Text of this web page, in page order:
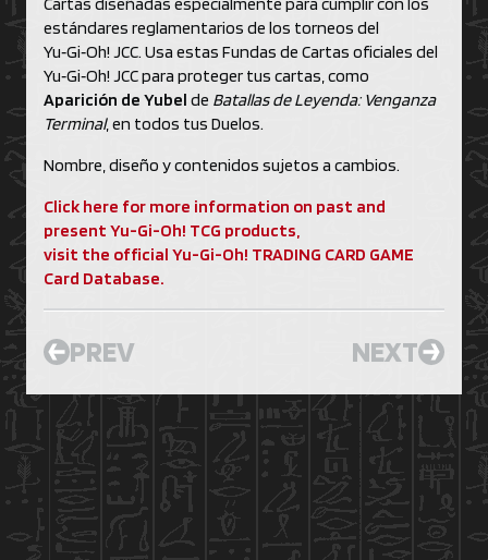
estándares reglamentarios de los torneos del
Yu‑Gi‑Oh! JCC. Usa estas Fundas de Cartas oficiales del
Yu‑Gi‑Oh! JCC para proteger tus cartas, como
Aparición de Yubel de Batallas de Leyenda: Venganza
Terminal, en todos tus Duelos.
Nombre, diseño y contenidos sujetos a cambios.
Click here for more information on past and
present Yu-Gi-Oh! TCG products,
visit the official Yu-Gi-Oh! TRADING CARD GAME
Card Database.
PREV NEXT